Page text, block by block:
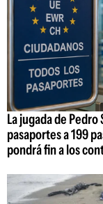
La jugada de
pasaportes a 199
pondrá fin a los